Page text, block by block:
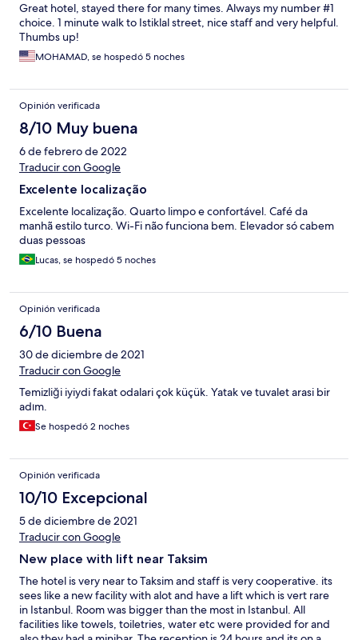
Great hotel, stayed there for many times. Always my number #1
choice. 1 minute walk to Istiklal street, nice staff and very helpful.
Thumbs up!
MOHAMAD, se hospedó 5 noches
Opinión verificada
8/10 Muy buena
6 de febrero de 2022
Traducir con Google
Excelente localização
Excelente localização. Quarto limpo e confortável. Café da
manhã estilo turco. Wi-Fi não funciona bem. Elevador só cabem
duas pessoas
Lucas, se hospedó 5 noches
Opinión verificada
6/10 Buena
30 de diciembre de 2021
Traducir con Google
Temizliği iyiydi fakat odalari çok küçük. Yatak ve tuvalet arasi bir
adım.
Se hospedó 2 noches
Opinión verificada
10/10 Excepcional
5 de diciembre de 2021
Traducir con Google
New place with lift near Taksim
The hotel is very near to Taksim and staff is very cooperative. its
sees like a new facility with alot and have a lift which is vert rare
in Istanbul. Room was bigger than the most in Istanbul. All
facilities like towels, toiletries, water etc were provided for and